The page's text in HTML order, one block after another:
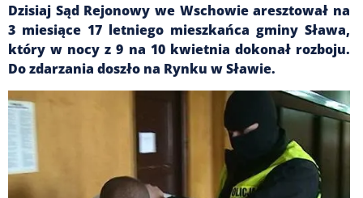
Dzisiaj Sąd Rejonowy we Wschowie aresztował na
3 miesiące 17 letniego mieszkańca gminy Sława,
który w nocy z 9 na 10 kwietnia dokonał rozboju.
Do zdarzania doszło na Rynku w Sławie.